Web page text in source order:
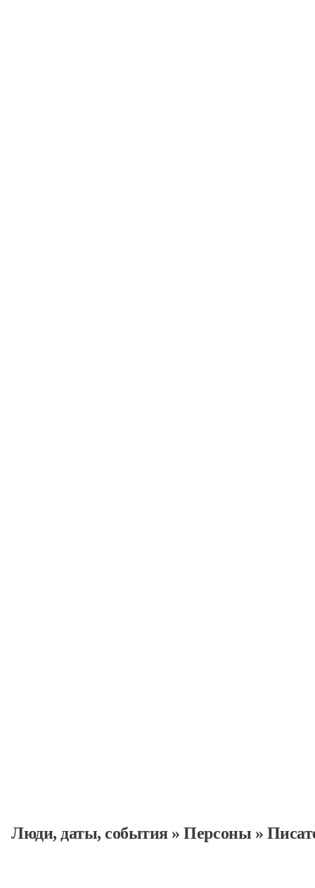
Люди, даты, cобытия»Персоны »